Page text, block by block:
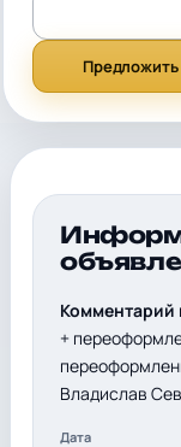
Предложить
Комментарий
+
Владислав
Дата